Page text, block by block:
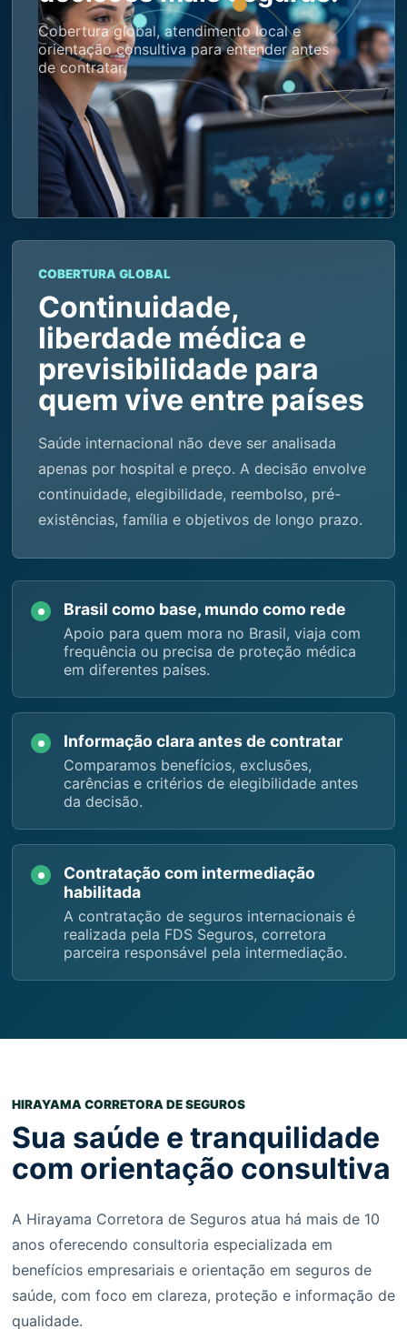
Cobertura global, atendimento local e
orientação consultiva para entender antes
de contratar.
COBERTURA GLOBAL
Continuidade,
liberdade médica e
previsibilidade para
quem vive entre países
Saúde internacional não deve ser analisada
apenas por hospital e preço. A decisão envolve
continuidade, elegibilidade, reembolso, pré-
existências, família e objetivos de longo prazo.
Brasil como base, mundo como rede
Apoio para quem mora no Brasil, viaja com
frequência ou precisa de proteção médica
em diferentes países.
Informação clara antes de contratar
Comparamos benefícios, exclusões,
carências e critérios de elegibilidade antes
da decisão.
Contratação com intermediação
habilitada
A contratação de seguros internacionais é
realizada pela FDS Seguros, corretora
parceira responsável pela intermediação.
HIRAYAMA CORRETORA DE SEGUROS
Sua saúde e tranquilidade
com orientação consultiva
A Hirayama Corretora de Seguros atua há mais de 10
anos oferecendo consultoria especializada em
benefícios empresariais e orientação em seguros de
saúde, com foco em clareza, proteção e informação de
qualidade.